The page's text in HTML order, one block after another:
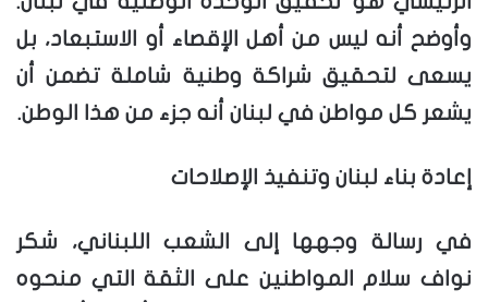
وأوضح أنه ليس من أهل الإقصاء أو الاستبعاد، بل
يسعى لتحقيق شراكة وطنية شاملة تضمن أن
يشعر كل مواطن في لبنان أنه جزء من هذا الوطن.
إعادة بناء لبنان وتنفيذ الإصلاحات
في رسالة وجهها إلى الشعب اللبناني، شكر
نواف سلام المواطنين على الثقة التي منحوه